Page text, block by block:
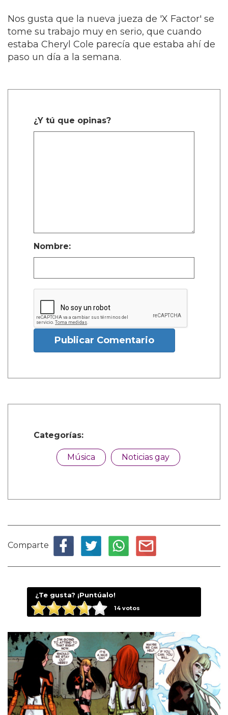
Nos gusta que la nueva jueza de 'X Factor' se
tome su trabajo muy en serio, que cuando
estaba Cheryl Cole parecía que estaba ahí de
paso un día a la semana.
¿Y tú que opinas?
Nombre:
Publicar Comentario
Categorías:
Música Noticias gay
Comparte
¿Te gusta? ¡Puntúalo!
14votos